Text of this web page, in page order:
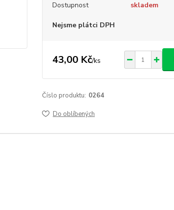
Dostupnost skladem
Nejsme plátci DPH
43,00 Kč/ks
Číslo produktu: 0264
Do oblíbených